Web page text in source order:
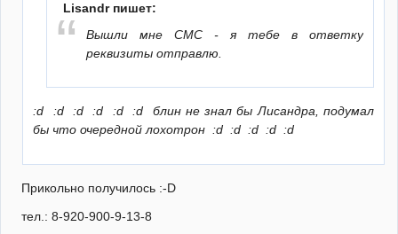
Lisandr пишет:
Вышли мне СМС - я тебе в ответку
реквизиты отправлю.
:d :d :d :d :d :d блин не знал бы Лисандра, подумал
бы что очередной лохотрон :d :d :d :d :d
Прикольно получилось :-D
тел.: 8-920-900-9-13-8